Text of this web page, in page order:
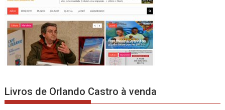
Livros de Orlando Castro à venda